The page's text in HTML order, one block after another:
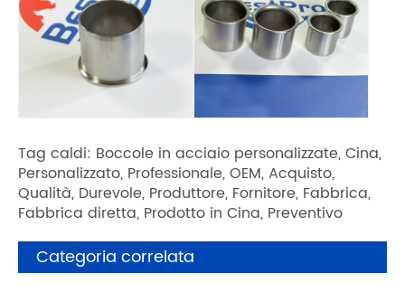
Tag caldi: Boccole in acciaio personalizzate, Cina,
Personalizzato, Professionale, OEM, Acquisto,
Qualità, Durevole, Produttore, Fornitore, Fabbrica,
Fabbrica diretta, Prodotto in Cina, Preventivo
Categoria correlata